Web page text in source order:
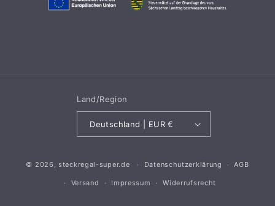
Land/Region
Deutschland | EUR €
© 2026, steckregal-super.de Datenschutzerklärung AGB
Versand Impressum Widerrufsrecht